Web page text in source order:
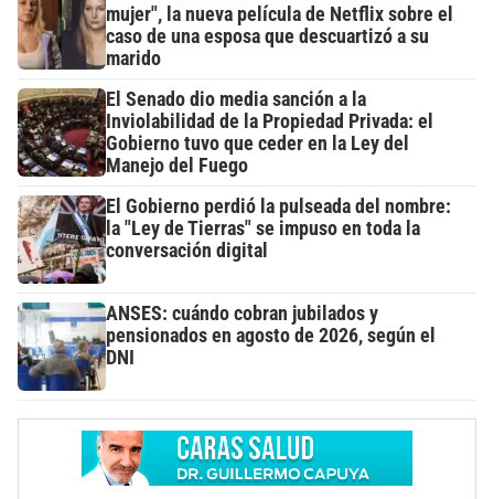
mujer", la nueva película de Netflix sobre el
caso de una esposa que descuartizó a su
marido
El Senado dio media sanción a la
Inviolabilidad de la Propiedad Privada: el
Gobierno tuvo que ceder en la Ley del
Manejo del Fuego
El Gobierno perdió la pulseada del nombre:
la "Ley de Tierras" se impuso en toda la
conversación digital
ANSES: cuándo cobran jubilados y
pensionados en agosto de 2026, según el
DNI